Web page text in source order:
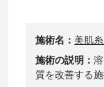
施術名
美肌
施術の説明
質を改善する